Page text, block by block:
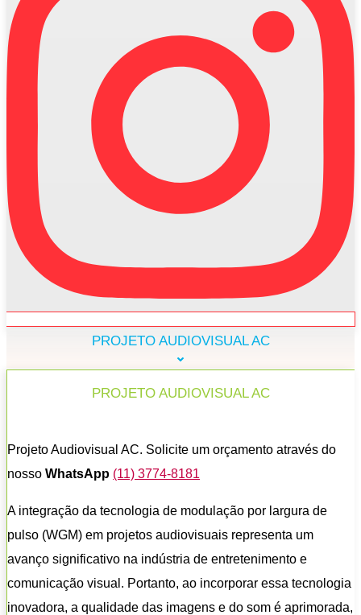
PROJETO AUDIOVISUAL AC
PROJETO AUDIOVISUAL AC
Projeto Audiovisual AC. Solicite um orçamento através do
nosso WhatsApp (11) 3774-8181
A integração da tecnologia de modulação por largura de
pulso (WGM) em projetos audiovisuais representa um
avanço significativo na indústria de entretenimento e
comunicação visual. Portanto, ao incorporar essa tecnologia
inovadora, a qualidade das imagens e do som é aprimorada,